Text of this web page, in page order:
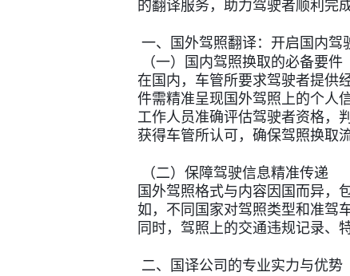
的翻译服务，助力驾驶者顺利完
一、国外驾照翻译：开启国内驾
（一）国内驾照换取的必备要件
在国内，车管所要求驾驶者提供
件需精准呈现国外驾照上的个人
工作人员准确评估驾驶者资格，
获得车管所认可，确保驾照换取
（二）保障驾驶信息精准传递
国外驾照格式与内容因国而异，
如，不同国家对驾照类型和准驾
同时，驾照上的交通违规记录、
二、国译公司的专业实力与优势